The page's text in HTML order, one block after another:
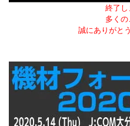
終了し
多くの
誠にありがと